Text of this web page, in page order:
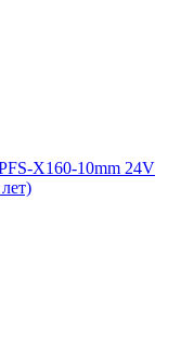
X160-10mm 24V